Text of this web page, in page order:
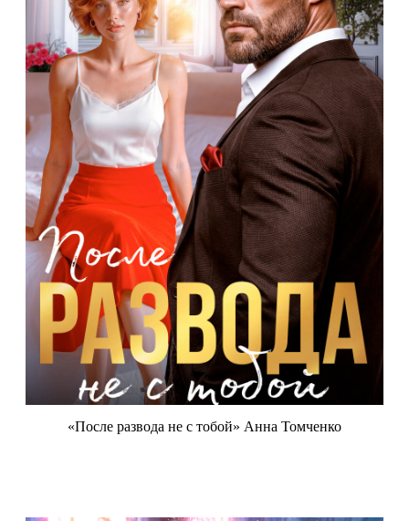
«После развода не с тобой» Анна Томченко